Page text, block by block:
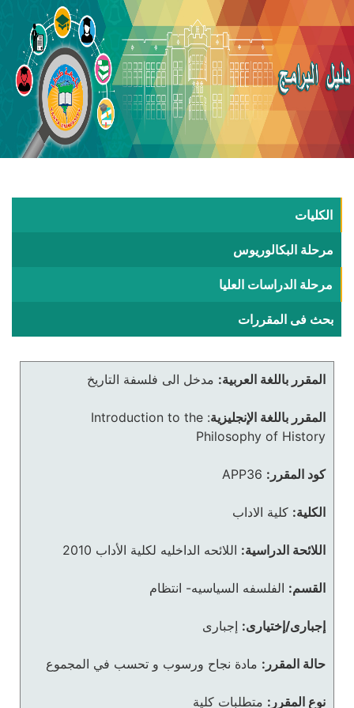
الكليات
مرحلة البكالوريوس
مرحلة الدراسات العليا
بحث فى المقررات
المقرر باللغة العربية: مدخل الى فلسفة التاريخ
المقرر باللغة الإنجليزية:
Introduction to the
Philosophy of History
كود المقرر: APP36
الكلية: كلية الاداب
اللائحة الدراسية: اللائحه الداخليه لكلية الأداب 2010
القسم: الفلسفه السياسيه- انتظام
إجبارى/إختيارى: إجبارى
حالة المقرر: مادة نجاح ورسوب و تحسب في المجموع
نوع المقرر: متطلبات كلية